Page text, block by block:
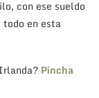
con ese sueldo
en esta
Pincha